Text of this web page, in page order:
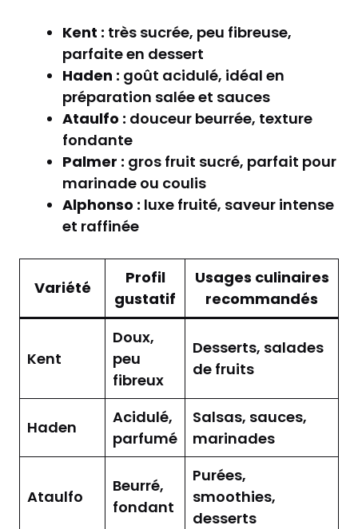
Kent : très sucrée, peu fibreuse,
parfaite en dessert
Haden : goût acidulé, idéal en
préparation salée et sauces
Ataulfo : douceur beurrée, texture
fondante
Palmer : gros fruit sucré, parfait pour
marinade ou coulis
Alphonso : luxe fruité, saveur intense
et raffinée
Variété
Profil
gustatif
Usages culinaires
recommandés
Kent
Doux,
peu
fibreux
Desserts, salades
de fruits
Haden
Acidulé,
parfumé
Salsas, sauces,
marinades
Ataulfo
Beurré,
fondant
Purées,
smoothies,
desserts